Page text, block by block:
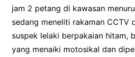
jam 2 petang di kawasan
sedang meneliti rakaman CCTV
suspek lelaki berpakaian hitam,
yang menaiki motosikal dan